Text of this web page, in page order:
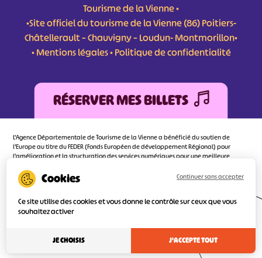
Tourisme de la Vienne •
•Site officiel du tourisme de la Vienne (86) Poitiers-
Châtellerault – Chauvigny – Loudun- Montmorillon•
•Mentions légales•Politique de confidentialité
RÉSERVER MES BILLETS
L'Agence Départementale de Tourisme de la Vienne a bénéficié du soutien de
l’Europe au titre du FEDER (Fonds Européen de développement Régional) pour
l’amélioration et la structuration des services numériques pour une meilleure
d’orienter au mieux le visiteur.
Ce site utilise des cookies et vous donne le contrôle sur ceux que vous
souhaitez activer
J'ACCEPTE TOUT
Continuer sans accepter
JE CHOISIS